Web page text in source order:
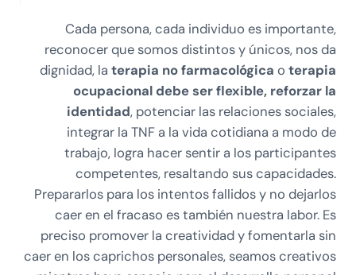
Cada persona, cada individuo es importante,
reconocer que somos distintos y únicos, nos da
dignidad, laterapia no farmacológica oterapia
ocupacional debe ser flexible, reforzar la
identidad, potenciar las relaciones sociales,
integrar la TNF a la vida cotidiana a modo de
trabajo, logra hacer sentir a los participantes
competentes, resaltando sus capacidades.
Prepararlos para los intentos fallidos y no dejarlos
caer en el fracaso es también nuestra labor. Es
preciso promover la creatividad y fomentarla sin
caer en los caprichos personales, seamos creativos